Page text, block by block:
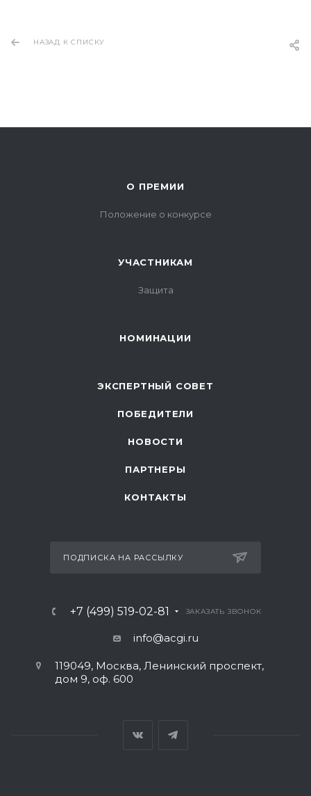
НАЗАД К СПИСКУ
О ПРЕМИИ
Положение о конкурсе
УЧАСТНИКАМ
Защита
НОМИНАЦИИ
ЭКСПЕРТНЫЙ СОВЕТ
ПОБЕДИТЕЛИ
НОВОСТИ
ПАРТНЕРЫ
КОНТАКТЫ
ПОДПИСКА НА РАССЫЛКУ
+7 (499) 519-02-81 ЗАКАЗАТЬ ЗВОНОК
info@acgi.ru
119049, Москва, Ленинский проспект,
дом 9, оф. 600